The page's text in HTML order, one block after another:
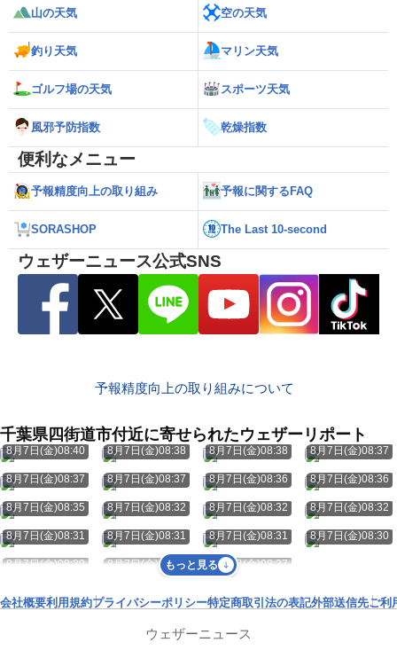
山の天気 空の天気
釣り天気 マリン天気
ゴルフ場の天気 スポーツ天気
風邪予防指数 乾燥指数
便利なメニュー
予報精度向上の取り組み 予報に関するFAQ
SORASHOP The Last 10-second
ウェザーニュース公式SNS
予報精度向上の取り組みについて
千葉県四街道市付近に寄せられたウェザーリポート
8月7日(金)08:40 8月7日(金)08:38 8月7日(金)08:38 8月7日(金)08:37
8月7日(金)08:37 8月7日(金)08:37 8月7日(金)08:36 8月7日(金)08:36
8月7日(金)08:35 8月7日(金)08:32 8月7日(金)08:32 8月7日(金)08:32
8月7日(金)08:31 8月7日(金)08:31 8月7日(金)08:31 8月7日(金)08:30
8月7日(金)08:29 8月7日(金)08:27 8月7日(金)08:27
もっと見る
会社概要利用規約プライバシーポリシー特定商取引法の表記外部送信先ご利
ウェザーニュース